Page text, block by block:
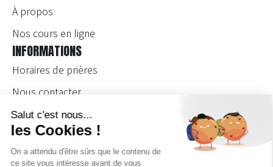
À propos
Nos cours en ligne
INFORMATIONS
Horaires de prières
Nous contacter
Devenir bénévole
Devenir enseignante
Se connecter